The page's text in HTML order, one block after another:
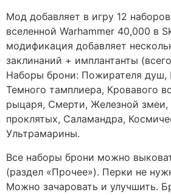
Мод добавляет в игру 12
вселенной Warhammer 40,000 в
модификация добавляет
заклинаний + имплантанты
Наборы брони: Пожирателя душ,
Темного тамплиера, Кровавого
рыцаря, Смерти, Железной змеи,
проклятых, Саламандра,
Ультрамарины.
Все наборы брони можно
(раздел «Прочее»). Перки не
Можно зачаровать и улучшить.